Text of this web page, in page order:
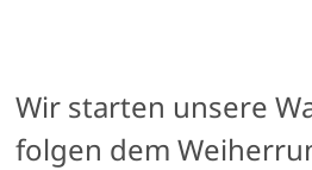
Wir starten unsere
folgen dem